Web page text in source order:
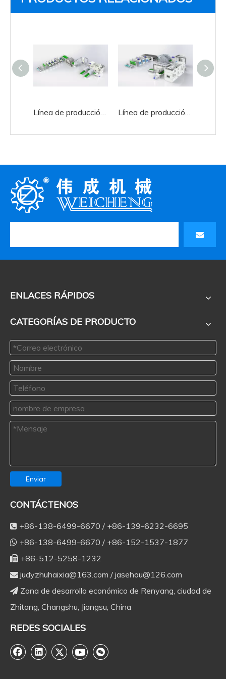
Línea de producción de interior automotriz de aguja Línea de producción de alfombras de aguja
ENLACES RÁPIDOS
CATEGORÍAS DE PRODUCTO
Enviar
CONTÁCTENOS
 +86-138-6499-6670 / +86-139-6232-6695
 +86-138-6499-6670 / +86-152-1537-1877
 +86-512-5258-1232
 judyzhuhaixia@163.com / jasehou@126.com
 Zona de desarrollo económico de Renyang, ciudad de
Zhitang, Changshu, Jiangsu, China
REDES SOCIALES